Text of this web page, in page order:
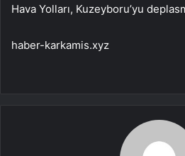
Hava Yolları, Kuzeyboru’yu
haber-karkamis.xyz